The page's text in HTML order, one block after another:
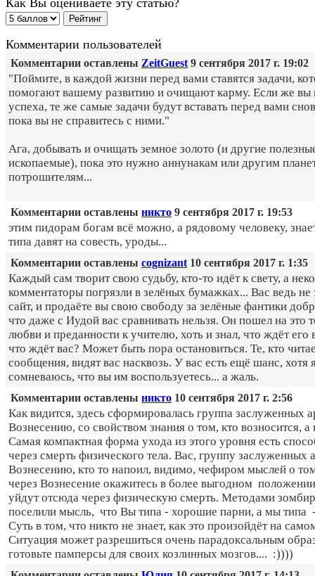
Как Вы оцениваете эту статью?
Комментарии пользователей
Комментарии оставлены ZeitGuest 9 сентября 2017 г. 19:02
"Поймите, в каждой жизни перед вами ставятся задачи,
помогают вашему развитию и очищают карму. Если же вы
успеха, те же самые задачи будут вставать перед вами
пока вы не справитесь с ними."
Ага, добывать и очищать земное золото (и другие
ископаемые), пока это нужно аннунакам или другим
потрошителям...
Комментарии оставлены никто 9 сентября 2017 г. 19:53
этим пидорам богам всё можно, а рядовому человеку,
типа давят на совесть, уроды...
Комментарии оставлены cognizant 10 сентября 2017 г. 1:35
Каждый сам творит свою судьбу, кто-то идёт к свету, а
комментаторы погрязли в зелёных бумажках... Вас ведь не
сайт, и продаёте вы свою свободу за зелёные фантики
что даже с Иудой вас сравнивать нельзя. Он пошел на это
любви и преданности к учителю, хоть и знал, что ждёт его
что ждёт вас? Может быть пора остановиться. Те, кто
сообщения, видят вас насквозь. У вас есть ещё шанс, хотя
сомневаюсь, что вы им воспользуетесь... а жаль.
Комментарии оставлены никто 10 сентября 2017 г. 2:56
Как видится, здесь сформировалась группа заслуженных
Вознесению, со свойством знания о том, кто возносится, а
Самая компактная форма ухода из этого уровня есть
через смерть физического тела. Вас, группу заслуженных
Вознесению, кто то напоил, видимо, чефиром мыслей о
через Вознесение окажитесь в более выгодном
уйдут отсюда через физическую смерть. Методами
поселили мысль, что Вы типа - хорошие парни, а мы типа
Суть в том, что никто не знает, как это произойдёт на
Ситуация может разрешиться очень парадоксальным
готовьте памперсы для своих козлинных мозгов.... :))))